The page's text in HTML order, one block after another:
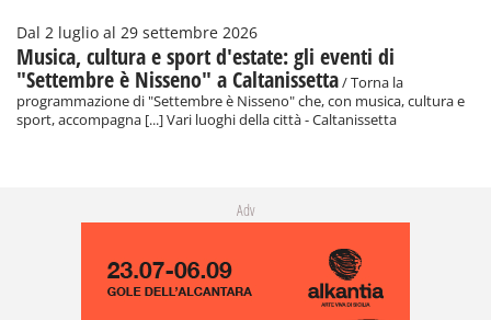
Dal 2 luglio al 29 settembre 2026
Musica, cultura e sport d'estate: gli eventi di
"Settembre è Nisseno" a Caltanissetta/ Torna la
programmazione di "Settembre è Nisseno" che, con musica, cultura e
sport, accompagna [...] Vari luoghi della città - Caltanissetta
Adv